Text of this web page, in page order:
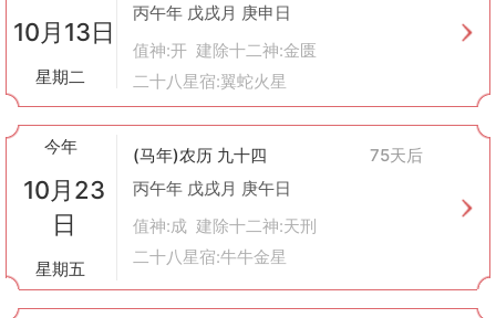
10月13日
星期二
丙午年 戊戌月 庚申日
值神:开 建除十二神:金匮
二十八星宿:翼蛇火星
今年
10月23
日
星期五
(马年)农历 九十四
75天后
丙午年 戊戌月 庚午日
值神:成 建除十二神:天刑
二十八星宿:牛牛金星